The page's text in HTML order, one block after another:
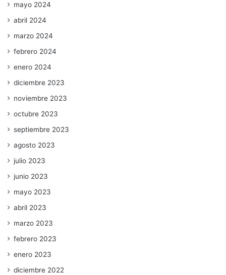
mayo 2024
abril 2024
marzo 2024
febrero 2024
enero 2024
diciembre 2023
noviembre 2023
octubre 2023
septiembre 2023
agosto 2023
julio 2023
junio 2023
mayo 2023
abril 2023
marzo 2023
febrero 2023
enero 2023
diciembre 2022